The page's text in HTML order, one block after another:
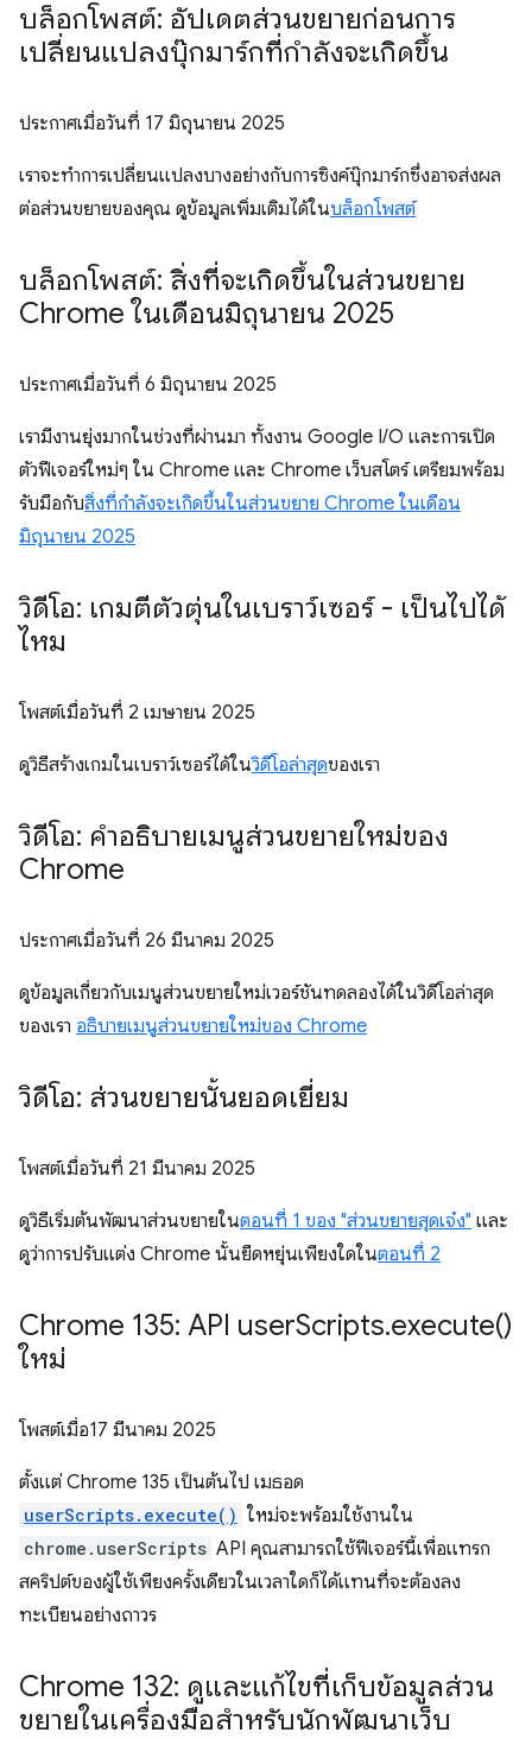
บล็อกโพสต์: อัปเดตส่วนขยายก่อนการ
เปลี่ยนแปลงบุ๊กมาร์กที่กำลังจะเกิดขึ้น
ประกาศเมื่อวันที่ 17 มิถุนายน 2025
เราจะทำการเปลี่ยนแปลงบางอย่างกับการซิงค์บุ๊กมาร์กซึ่งอาจส่งผล
ต่อส่วนขยายของคุณ ดูข้อมูลเพิ่มเติมได้ในบล็อกโพสต์
บล็อกโพสต์: สิ่งที่จะเกิดขึ้นในส่วนขยาย
Chrome ในเดือนมิถุนายน 2025
ประกาศเมื่อวันที่ 6 มิถุนายน 2025
เรามีงานยุ่งมากในช่วงที่ผ่านมา ทั้งงาน Google I/O และการเปิด
ตัวฟีเจอร์ใหม่ๆ ใน Chrome และ Chrome เว็บสโตร์ เตรียมพร้อม
รับมือกับสิ่งที่กำลังจะเกิดขึ้นในส่วนขยาย Chrome ในเดือน
มิถุนายน 2025
วิดีโอ: เกมตีตัวตุ่นในเบราว์เซอร์ - เป็นไปได้
ไหม
โพสต์เมื่อวันที่ 2 เมษายน 2025
ดูวิธีสร้างเกมในเบราว์เซอร์ได้ในวิดีโอล่าสุดของเรา
วิดีโอ: คำอธิบายเมนูส่วนขยายใหม่ของ
Chrome
ประกาศเมื่อวันที่ 26 มีนาคม 2025
ดูข้อมูลเกี่ยวกับเมนูส่วนขยายใหม่เวอร์ชันทดลองได้ในวิดีโอล่าสุด
ของเรา อธิบายเมนูส่วนขยายใหม่ของ Chrome
วิดีโอ: ส่วนขยายนั้นยอดเยี่ยม
โพสต์เมื่อวันที่ 21 มีนาคม 2025
ดูวิธีเริ่มต้นพัฒนาส่วนขยายในตอนที่ 1 ของ "ส่วนขยายสุดเจ๋ง" และ
ดูว่าการปรับแต่ง Chrome นั้นยืดหยุ่นเพียงใดในตอนที่ 2
Chrome 135: API userScripts.execute()
ใหม่
โพสต์เมื่อ17 มีนาคม 2025
ตั้งแต่ Chrome 135 เป็นต้นไป เมธอด
userScripts.execute() ใหม่จะพร้อมใช้งานใน
chrome.userScripts API คุณสามารถใช้ฟีเจอร์นี้เพื่อแทรก
สคริปต์ของผู้ใช้เพียงครั้งเดียวในเวลาใดก็ได้แทนที่จะต้องลง
ทะเบียนอย่างถาวร
Chrome 132: ดูและแก้ไขที่เก็บข้อมูลส่วน
ขยายในเครื่องมือสำหรับนักพัฒนาเว็บ